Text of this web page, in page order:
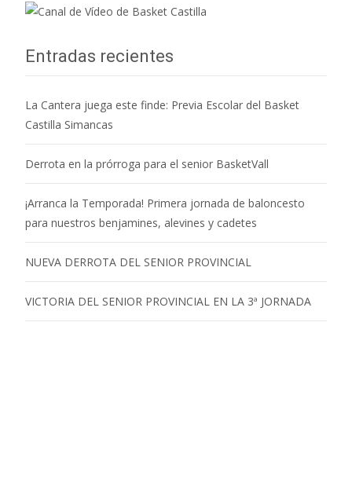
Entradas recientes
La Cantera juega este finde: Previa Escolar del Basket
Castilla Simancas
Derrota en la prórroga para el senior BasketVall
¡Arranca la Temporada! Primera jornada de baloncesto
para nuestros benjamines, alevines y cadetes
NUEVA DERROTA DEL SENIOR PROVINCIAL
VICTORIA DEL SENIOR PROVINCIAL EN LA 3ª JORNADA